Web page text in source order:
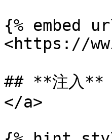
{% embed
<https://
## **注入
</a>